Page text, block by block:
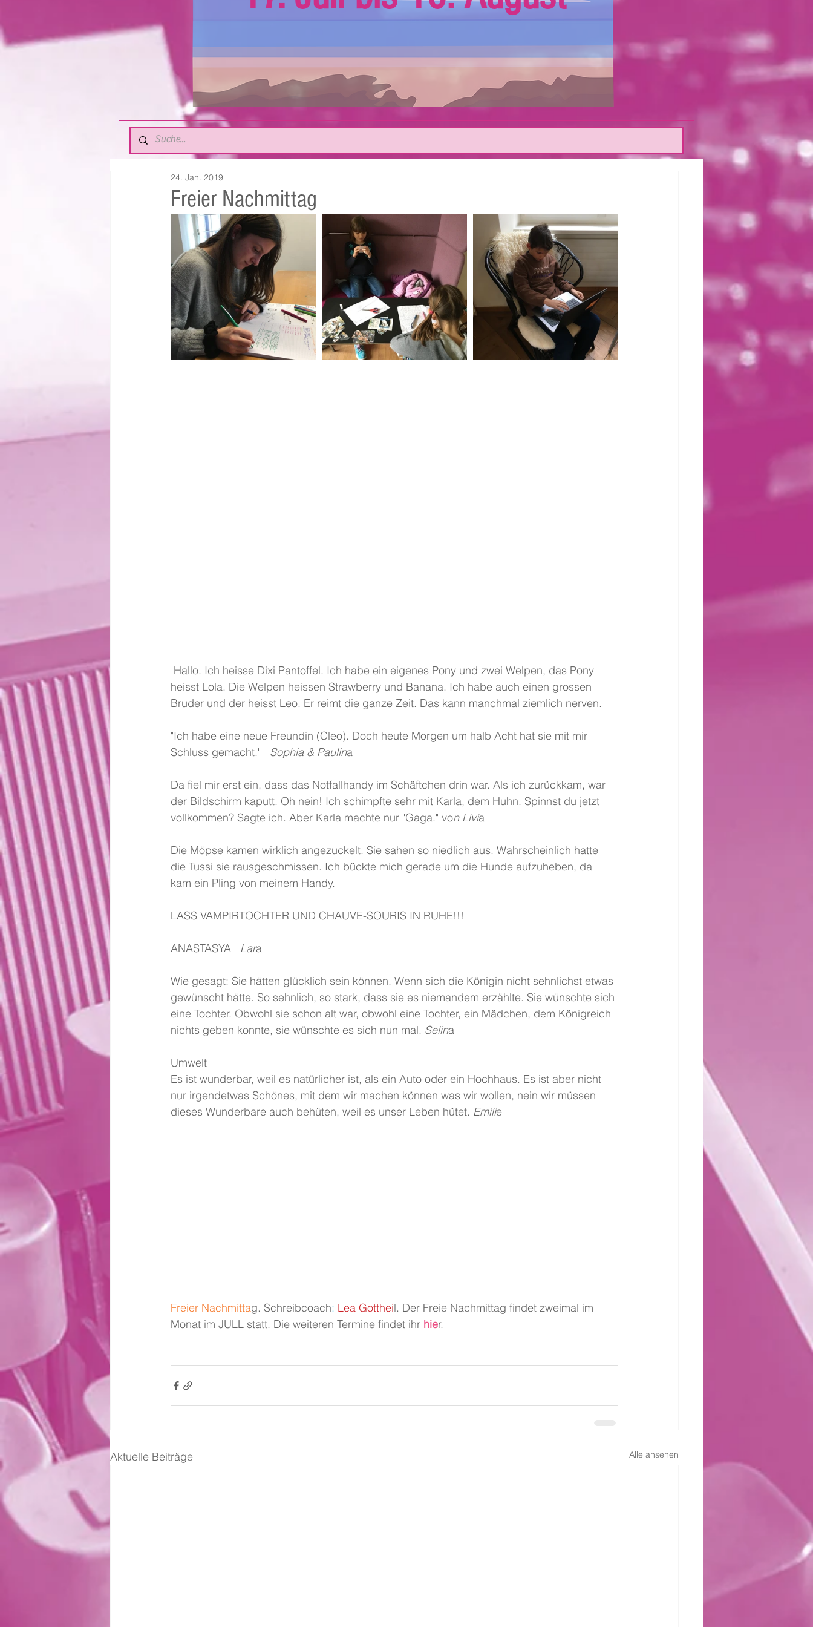
Freier Nachmittag
24. Jan. 2019
heisst Lola. Die Welpen heissen Strawberry und Banana. Ich habe auch einen grossen
Bruder und der heisst Leo. Er reimt die ganze Zeit. Das kann manchmal ziemlich nerven.
"Ich habe eine neue Freundin (Cleo). Doch heute Morgen um halb Acht hat sie mit mir
Schluss gemacht."
Sophia & Paulina
Da fiel mir erst ein, dass das Notfallhandy im Schäftchen drin war. Als ich zurückkam, war
der Bildschirm kaputt. Oh nein! Ich schimpfte sehr mit Karla, dem Huhn. Spinnst du jetzt
vollkommen? Sagte ich. Aber Karla machte nur "Gaga." von Livia
Die Möpse kamen wirklich angezuckelt. Sie sahen so niedlich aus. Wahrscheinlich hatte
die Tussi sie rausgeschmissen. Ich bückte mich gerade um die Hunde aufzuheben, da
kam ein Pling von meinem Handy.
LASS VAMPIRTOCHTER UND CHAUVE-SOURIS IN RUHE!!!
ANASTASYA
  Lar
a
Wie gesagt: Sie hätten glücklich sein können. Wenn sich die Königin nicht sehnlichst etwas
gewünscht hätte. So sehnlich, so stark, dass sie es niemandem erzählte. Sie wünschte sich
eine Tochter. Obwohl sie schon alt war, obwohl eine Tochter, ein Mädchen, dem Königreich
nichts geben konnte, sie wünschte es sich nun mal. Selina
Umwelt
Es ist wunderbar, weil es natürlicher ist, als ein Auto oder ein Hochhaus. Es ist aber nicht
nur irgendetwas Schönes, mit dem wir machen können was wir wollen, nein wir müssen
dieses Wunderbare auch behüten, weil es unser Leben hütet. Emilie
Freier Nachmittag. Schreibcoach: Lea Gottheil. Der Freie Nachmittag findet zweimal im
Monat im JULL statt. Die weiteren Termine findet ihr hier.
Aktuelle Beiträge Alle ansehen